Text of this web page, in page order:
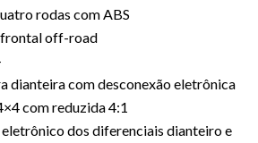
rodas com ABS
frontal off-road
dianteira com desconexão eletrônica
com reduzida 4:1
dos diferenciais dianteiro e